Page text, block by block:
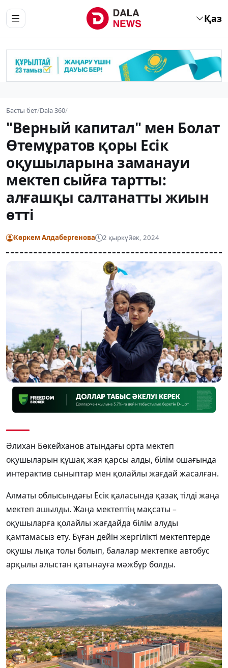
Қаз
Басты бет/Dala 360/
"Верный капитал" мен Болат
Өтемұратов қоры Есік
оқушыларына заманауи
мектеп сыйға тартты:
алғашқы салтанатты жиын
өтті
Көркем Алдабергенова 2 қыркүйек, 2024
Әлихан Бөкейханов атындағы орта мектеп
оқушыларын құшақ жая қарсы алды, білім ошағында
интерактив сыныптар мен қолайлы жағдай жасалған.
Алматы облысындағы Есік қаласында қазақ тілді жаңа
мектеп ашылды. Жаңа мектептің мақсаты –
оқушыларға қолайлы жағдайда білім алуды
қамтамасыз ету. Бұған дейін жергілікті мектептерде
оқушы лықа толы болып, балалар мектепке автобус
арқылы алыстан қатынауға мәжбүр болды.